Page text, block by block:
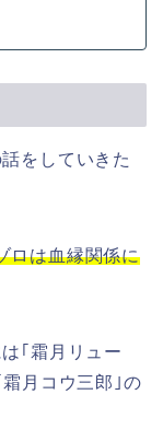
をしていきた
ロは血縁関係に
｢霜月リュー
月コウ三郎｣の